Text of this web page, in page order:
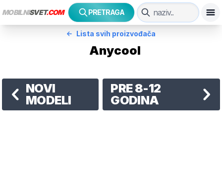
MOBILNISVET.COM PRETRAGA
Lista svih proizvođača
Anycool
NOVI
MODELI
PRE 8-12
GODINA